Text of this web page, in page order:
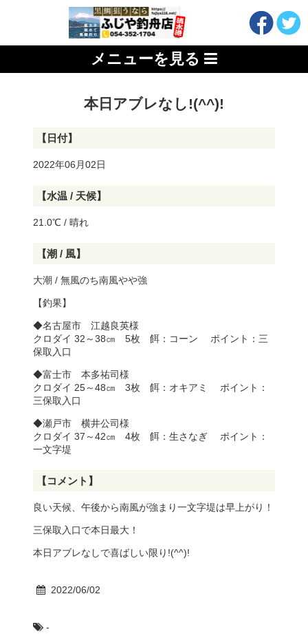
メニューを見る
本日アブレなし!(^^)!
【日付】
2022年06月02日
【水温 / 天候】
21.0℃ / 晴れ
【潮 / 風】
大潮 / 無風のち南風やや強
【釣果】
◆名古屋市 江越良英様
クロダイ 32～38㎝ 5枚 餌：コーン ポイント：三
保取入口
◆富士市 本多祐司様
クロダイ 25～48㎝ 3枚 餌：オキアミ ポイント：
三保取入口
◆瀬戸市 横井公司様
クロダイ 37～42㎝ 4枚 餌：生さなぎ ポイント：
一文字堤
【コメント】
良い天候、午後から南風が強まり一文字堤は早上がり！
三保取入口で本日最大！
本日アブレなしで喜ばしい限り!(^^)!
2022/06/02
-